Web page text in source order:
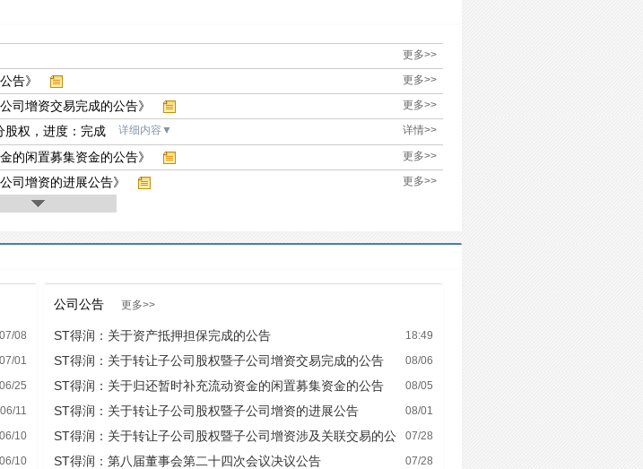
更多>>
更多>>
告》
更多>>
司增资交易完成的公告》
详情>>
股权，进度：完成 详细内容▼
更多>>
的闲置募集资金的公告》
更多>>
司增资的进展公告》
07/08
07/01
06/25
06/11
06/10
06/10
公司公告 更多>>
18:49
ST得润：关于资产抵押担保完成的公告
08/06
ST得润：关于转让子公司股权暨子公司增资交易完成的公告
08/05
ST得润：关于归还暂时补充流动资金的闲置募集资金的公告
08/01
ST得润：关于转让子公司股权暨子公司增资的进展公告
07/28
ST得润：关于转让子公司股权暨子公司增资涉及关联交易的公
告
07/28
ST得润：第八届董事会第二十四次会议决议公告